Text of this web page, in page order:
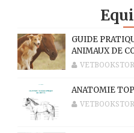
GUIDE
ANIMAUX DE
ANATOMIE